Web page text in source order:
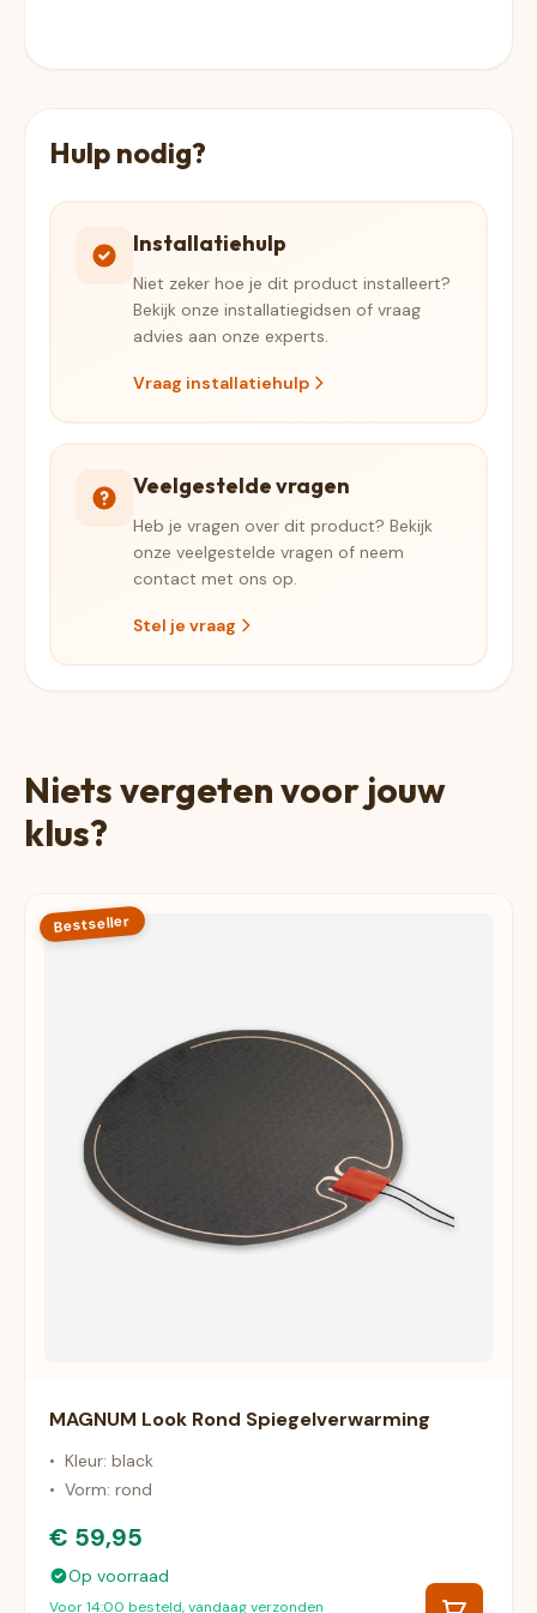
Hulp nodig?
Installatiehulp
Niet zeker hoe je dit product installeert?
Bekijk onze installatiegidsen of vraag
advies aan onze experts.
Vraag installatiehulp
Veelgestelde vragen
Heb je vragen over dit product? Bekijk
onze veelgestelde vragen of neem
contact met ons op.
Stel je vraag
Niets vergeten voor jouw
klus?
Bestseller
MAGNUM Look Rond Spiegelverwarming
• Kleur: black
• Vorm: rond
€ 59,95
Op voorraad
Voor 14:00 besteld, vandaag verzonden